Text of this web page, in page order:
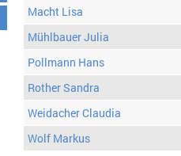
Macht Lisa
Mühlbauer Julia
Pollmann Hans
Rother Sandra
Weidacher Claudia
Wolf Markus